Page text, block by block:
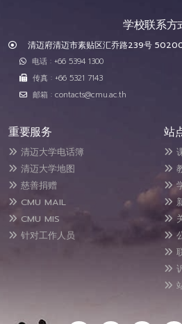
学校联系方
清迈府清迈市素贴区汇乔路239号
电话 : +66 5394 1300
传真 : +66 5321 7143
邮箱 : contacts@cmu.ac.th
重要服务
清迈大学电话簿
清迈大学地图
慈善捐赠
CMU MAIL
CMU MIS
针对工作人员
站